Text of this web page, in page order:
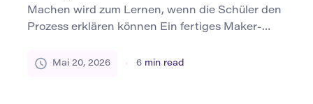
Machen wird zum Lernen, wenn die Schüler den
Prozess erklären können Ein fertiges Maker-
über das zu verraten, was der Schüler
Mai 20, 2026 6 min read